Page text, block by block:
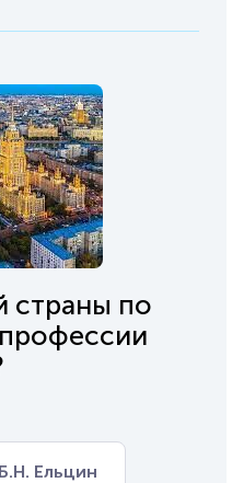
страны по
Б.Н. Ельцин